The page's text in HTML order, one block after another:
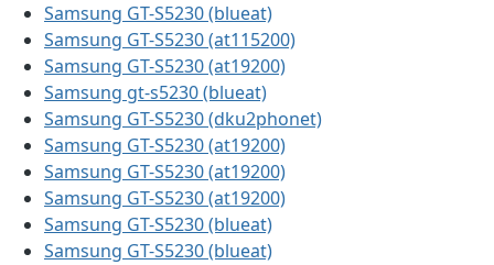
Samsung GT-S5230 (blueat)
Samsung GT-S5230 (at115200)
Samsung GT-S5230 (at19200)
Samsung gt-s5230 (blueat)
Samsung GT-S5230 (dku2phonet)
Samsung GT-S5230 (at19200)
Samsung GT-S5230 (at19200)
Samsung GT-S5230 (at19200)
Samsung GT-S5230 (blueat)
Samsung GT-S5230 (blueat)